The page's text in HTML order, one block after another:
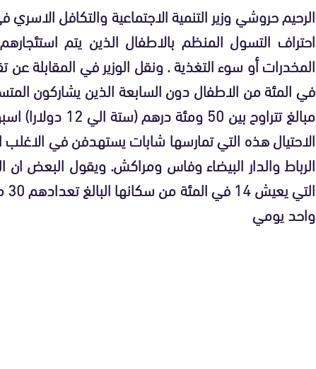
الرحيم حروشي وزير التنمية الاجتماعية والتكافل
احتراف التسول المنظم بالاطفال الذين يتم
في المئة من الاطفال دون السابعة الذين يشاركون
مبالغ تتراوح بين
الاحتيال هذه التي تمارسها شابات يستهدفن في
الرباط والدار البيضاء وفاس ومراكش. ويقول البعض ان
واحد يومي